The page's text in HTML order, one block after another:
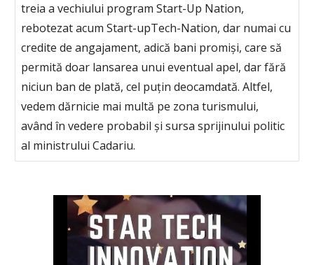
treia a vechiului program Start-Up Nation,
rebotezat acum Start-upTech-Nation, dar numai cu
credite de angajament, adică bani promiși, care să
permită doar lansarea unui eventual apel, dar fără
niciun ban de plată, cel puțin deocamdată. Altfel,
vedem dărnicie mai multă pe zona turismului,
având în vedere probabil și sursa sprijinului politic
al ministrului Cadariu.